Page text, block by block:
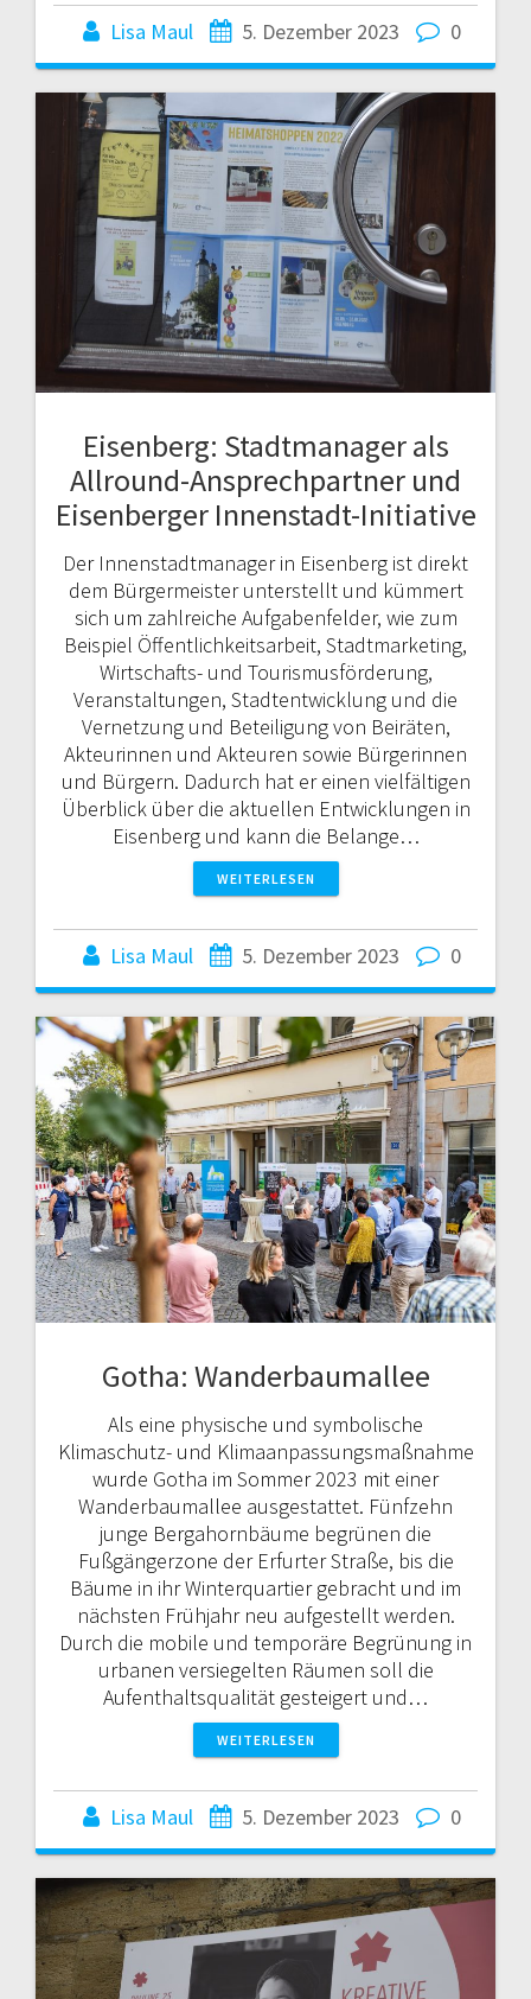
Lisa Maul 5. Dezember 2023 0
Eisenberg: Stadtmanager als
Allround-Ansprechpartner und
Eisenberger Innenstadt-Initiative
Der Innenstadtmanager in Eisenberg ist direkt
dem Bürgermeister unterstellt und kümmert
sich um zahlreiche Aufgabenfelder, wie zum
Beispiel Öffentlichkeitsarbeit, Stadtmarketing,
Wirtschafts- und Tourismusförderung,
Veranstaltungen, Stadtentwicklung und die
Vernetzung und Beteiligung von Beiräten,
Akteurinnen und Akteuren sowie Bürgerinnen
und Bürgern. Dadurch hat er einen vielfältigen
Überblick über die aktuellen Entwicklungen in
Eisenberg und kann die Belange…
WEITERLESEN
Lisa Maul 5. Dezember 2023 0
Gotha: Wanderbaumallee
Als eine physische und symbolische
Klimaschutz- und Klimaanpassungsmaßnahme
wurde Gotha im Sommer 2023 mit einer
Wanderbaumallee ausgestattet. Fünfzehn
junge Bergahornbäume begrünen die
Fußgängerzone der Erfurter Straße, bis die
Bäume in ihr Winterquartier gebracht und im
nächsten Frühjahr neu aufgestellt werden.
Durch die mobile und temporäre Begrünung in
urbanen versiegelten Räumen soll die
Aufenthaltsqualität gesteigert und…
WEITERLESEN
Lisa Maul 5. Dezember 2023 0